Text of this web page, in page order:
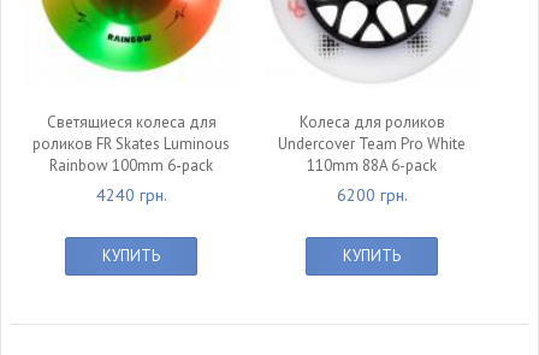
Светящиеся колеса для
роликов FR Skates Luminous
Rainbow 100mm 6-pack
4240 грн.
КУПИТЬ
Колеса для роликов
Undercover Team Pro White
110mm 88A 6-pack
6200 грн.
КУПИТЬ